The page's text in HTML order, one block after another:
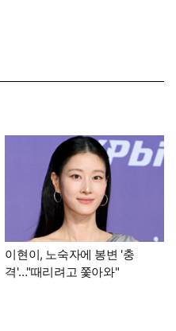
이현이, 노숙자에 봉변 '충
격'…"때리려고 쫓아와"